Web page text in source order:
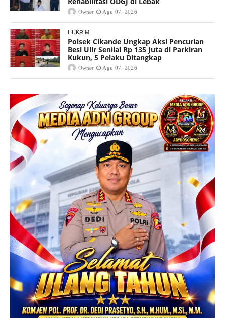
Owner Agu 07, 2026
HUKRIM
Polsek Cikande Ungkap Aksi Pencurian
Besi Ulir Senilai Rp 135 Juta di Parkiran
Kukun, 5 Pelaku Ditangkap
Owner Agu 07, 2026